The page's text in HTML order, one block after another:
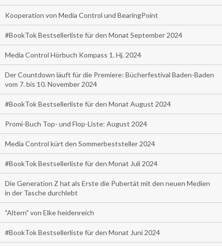
Kooperation von Media Control und BearingPoint
#BookTok Bestsellerliste für den Monat September 2024
Media Control Hörbuch Kompass 1. Hj. 2024
Der Countdown läuft für die Premiere: Bücherfestival Baden-Baden
vom 7. bis 10. November 2024
#BookTok Bestsellerliste für den Monat August 2024
Promi-Buch Top- und Flop-Liste: August 2024
Media Control kürt den Sommerbeststeller 2024
#BookTok Bestsellerliste für den Monat Juli 2024
Die Generation Z hat als Erste die Pubertät mit den neuen Medien
in der Tasche durchlebt
"Altern" von Elke heidenreich
#BookTok Bestsellerliste für den Monat Juni 2024